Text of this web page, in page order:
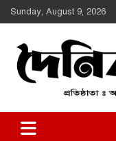
Skip
to
Sunday, August 9, 2026
Daily Shirin